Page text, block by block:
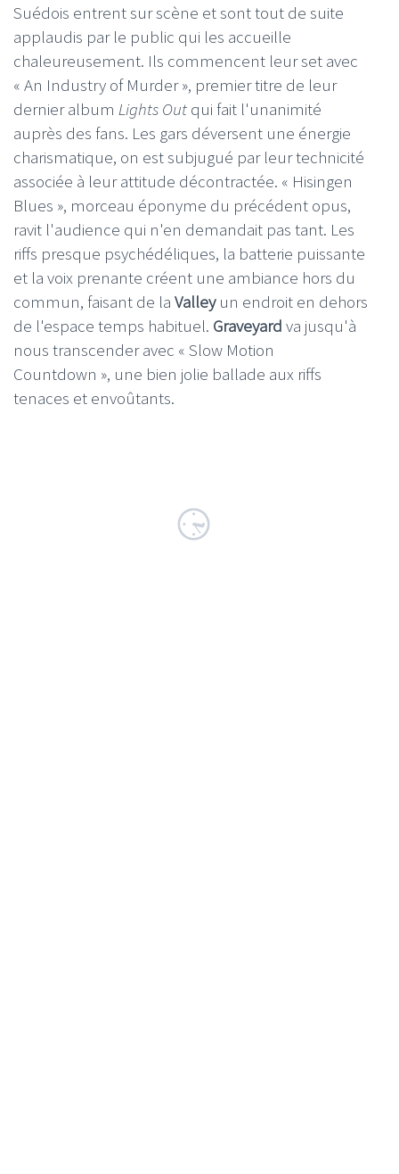
Suédois entrent sur scène et sont tout de suite
applaudis par le public qui les accueille
chaleureusement. Ils commencent leur set avec
« An Industry of Murder », premier titre de leur
dernier album Lights Out qui fait l'unanimité
auprès des fans. Les gars déversent une énergie
charismatique, on est subjugué par leur technicité
associée à leur attitude décontractée. « Hisingen
Blues », morceau éponyme du précédent opus,
ravit l'audience qui n'en demandait pas tant. Les
riffs presque psychédéliques, la batterie puissante
et la voix prenante créent une ambiance hors du
commun, faisant de la Valleyun endroit en dehors
de l'espace temps habituel. Graveyard va jusqu'à
nous transcender avec « Slow Motion
Countdown », une bien jolie ballade aux riffs
tenaces et envoûtants.